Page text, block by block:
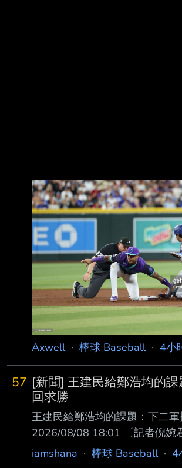
Axwell· 棒球 Baseball· 4小
57 [新聞] 王建民給鄭浩均的
回求勝
王建民給鄭浩均的課題：下二
2026/08/08 18:01 〔記者倪婉
「從去年他的肢體動作，他是很
iamshana · 棒球 Baseball· 4